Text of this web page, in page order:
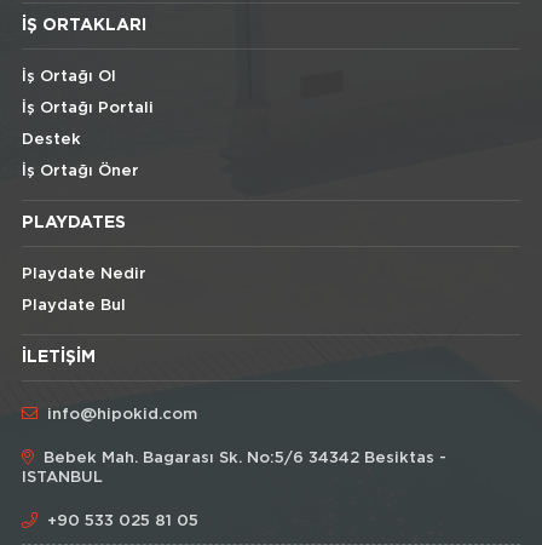
İŞ ORTAKLARI
İş Ortağı Ol
İş Ortağı Portali
Destek
İş Ortağı Öner
PLAYDATES
Playdate Nedir
Playdate Bul
İLETIŞIM
info@hipokid.com
Bebek Mah. Bagarası Sk. No:5/6 34342 Besiktas -
ISTANBUL
+90 533 025 81 05